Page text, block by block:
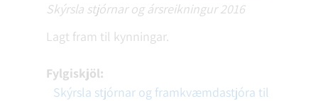
Skýrsla stjórnar og ársreikningur 2016
Lagt fram til kynningar.
Fylgiskjöl:
Skýrsla stjórnar og framkvæmdastjóra til